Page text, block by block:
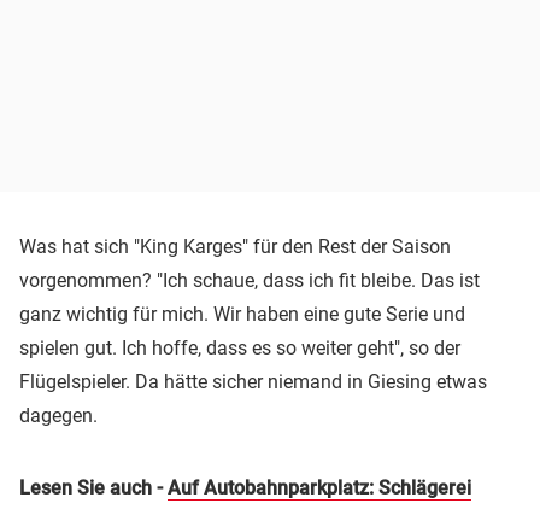
Was hat sich "King Karges" für den Rest der Saison
vorgenommen? "Ich schaue, dass ich fit bleibe. Das ist
ganz wichtig für mich. Wir haben eine gute Serie und
spielen gut. Ich hoffe, dass es so weiter geht", so der
Flügelspieler. Da hätte sicher niemand in Giesing etwas
dagegen.
Lesen Sie auch -Auf Autobahnparkplatz: Schlägerei